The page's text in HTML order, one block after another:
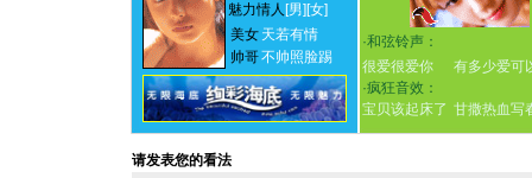
魅力情人 [男] [女]
美女 天若有情
帅哥不帅照脸踢
·和弦铃声：
很爱很爱你
有多少爱可
·疯狂音效：
宝贝该起床了 甘撒热血写
请发表您的看法